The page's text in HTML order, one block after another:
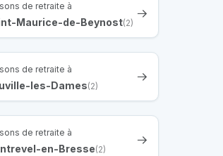
de retraite à
Maurice-de-Beynost(2)
de retraite à
les-Dames(2)
de retraite à
en-Bresse(2)